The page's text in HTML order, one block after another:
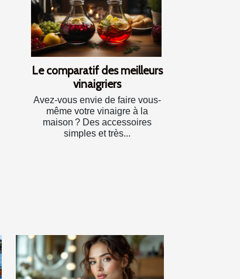
Le comparatif des meilleurs
vinaigriers
Avez-vous envie de faire vous-
même votre vinaigre à la
maison ? Des accessoires
simples et très...